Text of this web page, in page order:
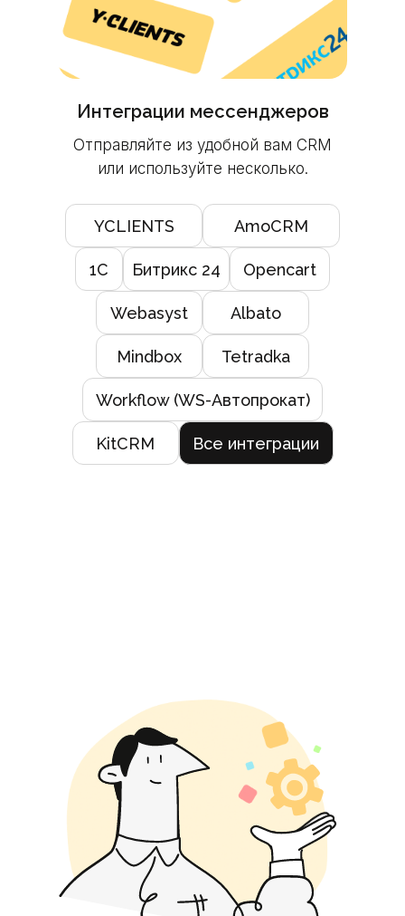
YCLIENTS AmoCRM
1C Битрикс 24 Opencart
Webasyst Albato
Mindbox Tetradka
Workflow (WS-Автопрокат)
KitCRM Все интеграции
Отправляйте из удобной вам CRM
или используйте несколько.
Интеграции мессенджеров